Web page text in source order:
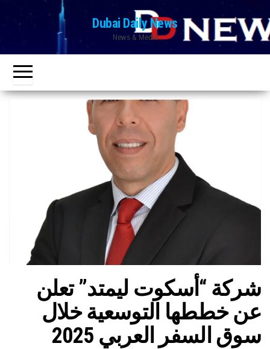
to
the
content
Dubai Daily News
News & Media
شركة “أسكوت ليمتد” تعلن
عن خططها التوسعية خلال
سوق السفر العربي 2025